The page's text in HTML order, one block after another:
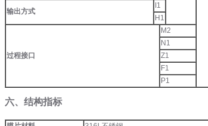
输出方式
I1
H1
过程接口
M2
N1
Z1
F1
P1
六、结构指标